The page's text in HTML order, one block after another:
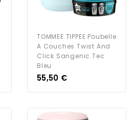
TOMMEE TIPPEE Poubelle
A Couches Twist And
Click Sangenic Tec
Bleu
Prix
55,50 €